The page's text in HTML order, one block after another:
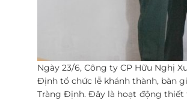
Ngày 23/6, Công ty CP Hữu Nghị
Định tổ chức lễ khánh thành, bàn
Tràng Định. Đây là hoạt động thiết